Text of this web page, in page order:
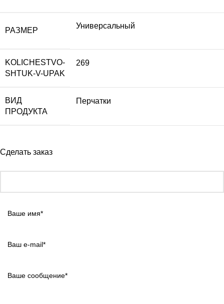
РАЗМЕР
Универсальный
KOLICHESTVO-
SHTUK-V-UPAK
269
ВИД
ПРОДУКТА
Перчатки
Сделать заказ